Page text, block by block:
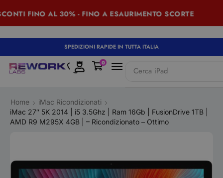
FINO AL 30% - FINO A ESAURIMENTO SCORTE
SPEDIZIONI RAPIDE IN TUTTA ITALIA
Cerca iPad
0
Home
iMac Ricondizionati
iMac 27″ 5K 2014 | i5 3.5Ghz | Ram 16Gb | FusionDrive 1TB |
AMD R9 M295X 4GB | – Ricondizionato – Ottimo